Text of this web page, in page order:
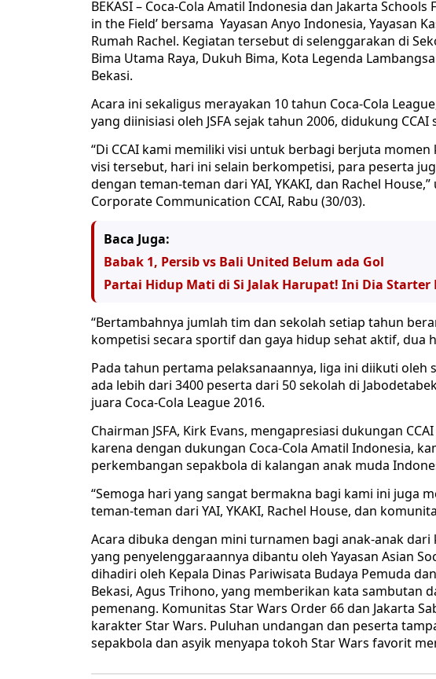
BEKASI – Coca-Cola Amatil Indonesia dan Jakarta Schools
in the Field’ bersama Yayasan Anyo Indonesia, Yayasan
Rumah Rachel. Kegiatan tersebut di selenggarakan di
Bima Utama Raya, Dukuh Bima, Kota Legenda
Bekasi.
Acara ini sekaligus merayakan 10 tahun Coca-Cola
yang diinisiasi oleh JSFA sejak tahun 2006, didukung
“Di CCAI kami memiliki visi untuk berbagi berjuta
visi tersebut, hari ini selain berkompetisi, para peserta
dengan teman-teman dari YAI, YKAKI, dan Rachel
Corporate Communication CCAI, Rabu (30/03).
Baca Juga:
Babak 1, Persib vs Bali United Belum ada Gol
Partai Hidup Mati di Si Jalak Harupat! Ini Dia Starter
“Bertambahnya jumlah tim dan sekolah setiap tahun
kompetisi secara sportif dan gaya hidup sehat aktif, dua
Pada tahun pertama pelaksanaannya, liga ini diikuti oleh
ada lebih dari 3400 peserta dari 50 sekolah di
juara Coca-Cola League 2016.
Chairman JSFA, Kirk Evans, mengapresiasi dukungan
karena dengan dukungan Coca-Cola Amatil Indonesia,
perkembangan sepakbola di kalangan anak muda
“Semoga hari yang sangat bermakna bagi kami ini juga
teman-teman dari YAI, YKAKI, Rachel House, dan
Acara dibuka dengan mini turnamen bagi anak-anak
yang penyelenggaraannya dibantu oleh Yayasan Asian
dihadiri oleh Kepala Dinas Pariwisata Budaya Pemuda
Bekasi, Agus Trihono, yang memberikan kata sambutan
pemenang. Komunitas Star Wars Order 66 dan Jakarta
karakter Star Wars. Puluhan undangan dan peserta
sepakbola dan asyik menyapa tokoh Star Wars favorit